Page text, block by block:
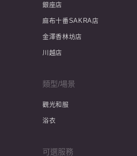
銀座店
麻布十番SAKRA店
金澤香林坊店
川越店
類型/場景
觀光和服
浴衣
可選服務